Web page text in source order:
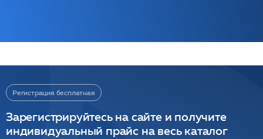
Регистрация бесплатная
Зарегистрируйтесь на сайте и получите
индивидуальный прайс на весь каталог